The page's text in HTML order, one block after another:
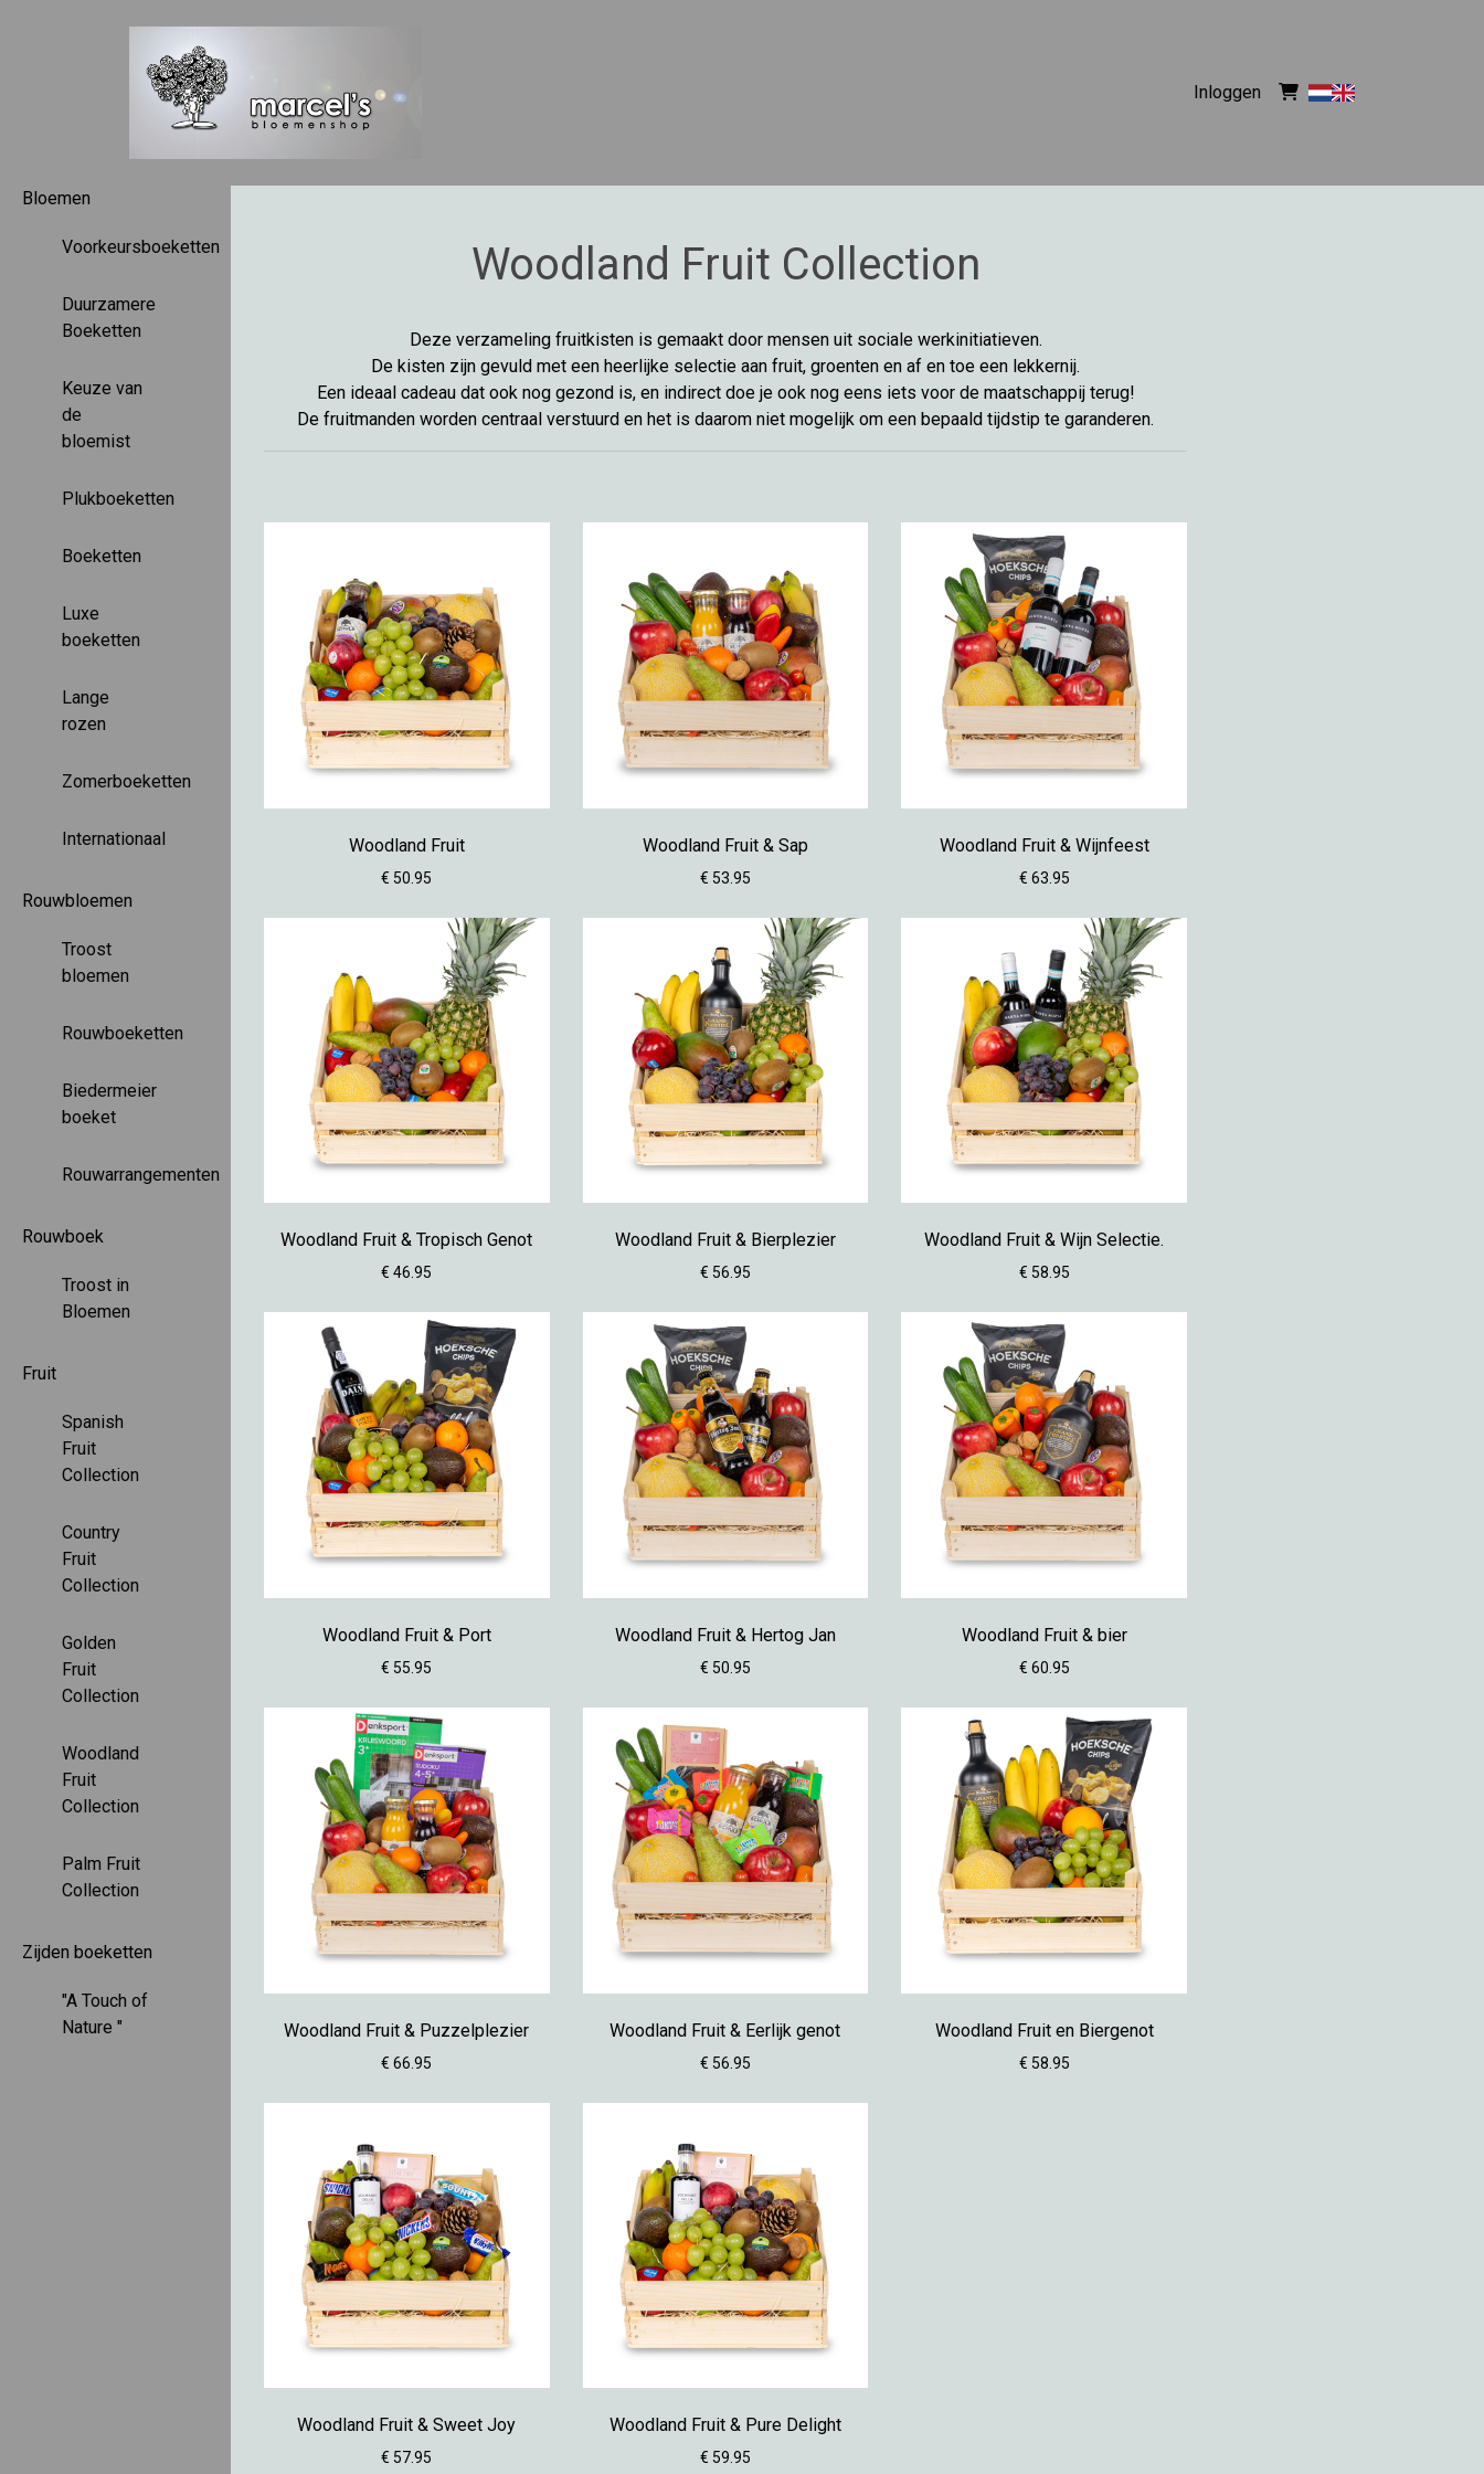
Inloggen
Bloemen
Voorkeursboeketten
Duurzamere
Boeketten
Keuze van
de
bloemist
Plukboeketten
Boeketten
Luxe
boeketten
Lange
rozen
Zomerboeketten
Internationaal
Rouwbloemen
Troost
bloemen
Rouwboeketten
Biedermeier
boeket
Rouwarrangementen
Rouwboek
Troost in
Bloemen
Fruit
Spanish
Fruit
Collection
Country
Fruit
Collection
Golden
Fruit
Collection
Woodland
Fruit
Collection
Palm Fruit
Collection
Zijden boeketten
"A Touch of
Nature "
Woodland Fruit Collection
Deze verzameling fruitkisten is gemaakt door mensen uit sociale werkinitiatieven.
De kisten zijn gevuld met een heerlijke selectie aan fruit, groenten en af en toe een lekkernij.
Een ideaal cadeau dat ook nog gezond is, en indirect doe je ook nog eens iets voor de maatschappij terug!
De fruitmanden worden centraal verstuurd en het is daarom niet mogelijk om een bepaald tijdstip te garanderen.
Woodland Fruit
€ 50.95
Woodland Fruit & Sap
€ 53.95
Woodland Fruit & Wijnfeest
€ 63.95
Woodland Fruit & Tropisch Genot
€ 46.95
Woodland Fruit & Bierplezier
€ 56.95
Woodland Fruit & Wijn Selectie.
€ 58.95
Woodland Fruit & Port
€ 55.95
Woodland Fruit & Hertog Jan
€ 50.95
Woodland Fruit & bier
€ 60.95
Woodland Fruit & Puzzelplezier
€ 66.95
Woodland Fruit & Eerlijk genot
€ 56.95
Woodland Fruit en Biergenot
€ 58.95
Woodland Fruit & Sweet Joy
€ 57.95
Woodland Fruit & Pure Delight
€ 59.95